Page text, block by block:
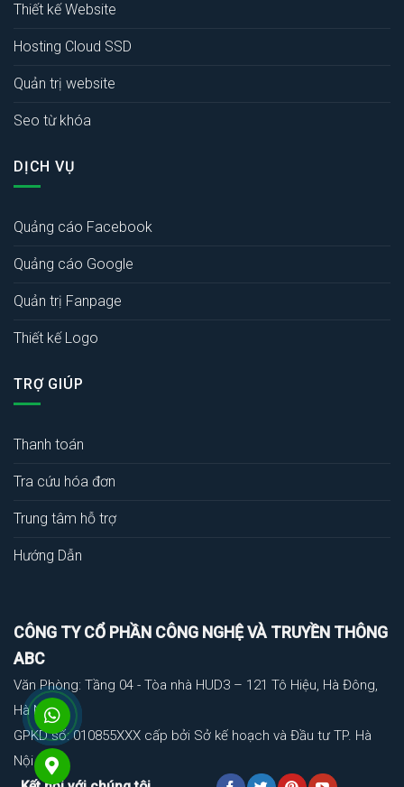
Thiết kế Website
Hosting Cloud SSD
Quản trị website
Seo từ khóa
DỊCH VỤ
Quảng cáo Facebook
Quảng cáo Google
Quản trị Fanpage
Thiết kế Logo
TRỢ GIÚP
Thanh toán
Tra cứu hóa đơn
Trung tâm hỗ trợ
Hướng Dẫn
CÔNG TY CỔ PHẦN CÔNG NGHỆ VÀ TRUYỀN THÔNG
ABC
Văn Phòng: Tầng 04 - Tòa nhà HUD3 – 121 Tô Hiệu, Hà Đông,
Hà Nội
GPKD số: 010855XXX cấp bởi Sở kế hoạch và Đầu tư TP. Hà
Nội